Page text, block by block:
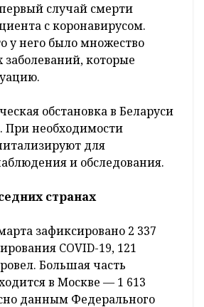
случай смерти
с коронавирусом.
у него было множество
которые
обстановка в Беларуси
При необходимости
для
и обследования.
странах
зафиксировано 2 337
COVID-19, 121
Большая часть
в Москве — 1 613
данным Федерального